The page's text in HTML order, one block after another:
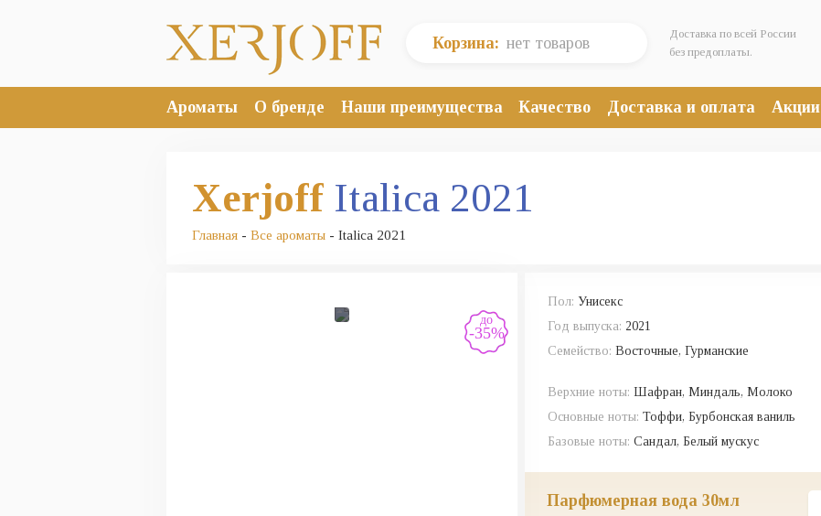
Корзина: нет товаров
Доставка по всей России
без предоплаты.
Ароматы О бренде Наши преимущества Качество Доставка и оплата Акции
Xerjoff Italica 2021
Главная - Все ароматы - Italica 2021
до
-35%
Пол: Унисекс
Год выпуска: 2021
Семейство: Восточные, Гурманские
Верхние ноты: Шафран, Миндаль, Молоко
Основные ноты: Тоффи, Бурбонская ваниль
Базовые ноты: Сандал, Белый мускус
парфюмерная вода 30мл